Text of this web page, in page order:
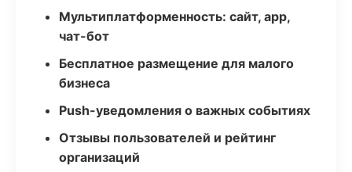
Мультиплатформенность: сайт, app,
чат-бот
Бесплатное размещение для малого
бизнеса
Push-уведомления о важных событиях
Отзывы пользователей и рейтинг
организаций